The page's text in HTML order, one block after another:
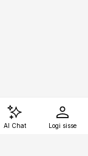
AI Chat Logi sisse